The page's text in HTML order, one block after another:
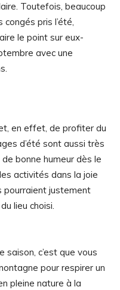
Toutefois, beaucoup
pris l’été,
le point sur eux-
avec une
en effet, de profiter du
d’été sont aussi très
bonne humeur dès le
activités dans la joie
pourraient justement
lieu choisi.
c’est que vous
pour respirer un
pleine nature à la